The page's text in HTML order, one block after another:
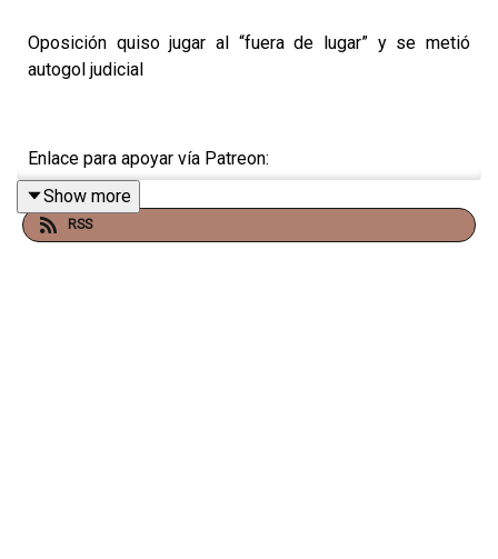
Oposición quiso jugar al “fuera de lugar” y se metió
autogol judicial
Enlace para apoyar vía Patreon:
https://www.patreon.com/julioastillero
Show more
RSS